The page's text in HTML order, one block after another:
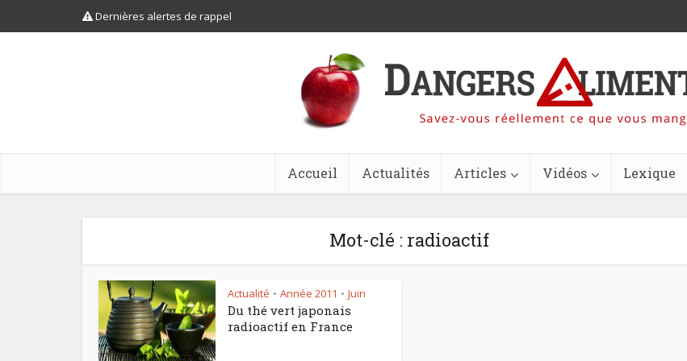
Dernières alertes de rappel
Accueil Actualités Articles Vidéos Lexique
Mot-clé : radioactif
Actualité • Année 2011 • Juin
Du thé vert japonais
radioactif en France